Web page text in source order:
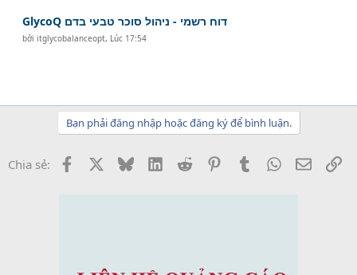
GlycoQ דוח רשמי - ניהול סוכר טבעי בדם
bởiitglycobalanceopt, Lúc 17:54
Bạn phải đăng nhập hoặc đăng ký để bình luận.
Chia sẻ: Facebook BlueskyLinkedInReddit PinterestTumblrWhatsApp
Email